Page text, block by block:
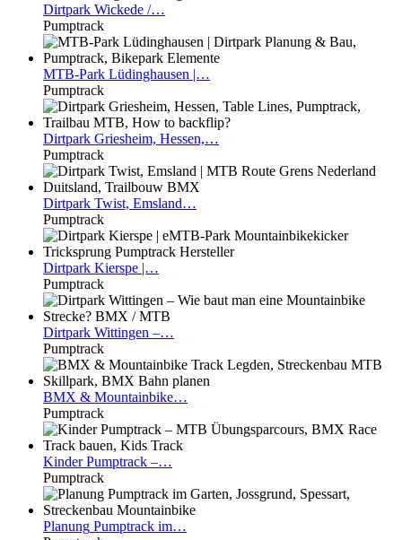
Dirtpark Wickede /…
Pumptrack
MTB-Park Lüdinghausen |…
Pumptrack
Dirtpark Griesheim, Hessen,…
Pumptrack
Dirtpark Twist, Emsland…
Pumptrack
Dirtpark Kierspe |…
Pumptrack
Dirtpark Wittingen –…
Pumptrack
BMX & Mountainbike…
Pumptrack
KinderPumptrack –…
Pumptrack
Planung Pumptrack im…